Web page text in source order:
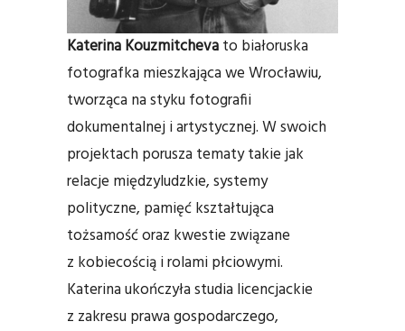
Katerina Kouzmitchevato białoruska
fotografka mieszkająca we Wrocławiu,
tworząca na styku fotografii
dokumentalnej i artystycznej. W swoich
projektach porusza tematy takie jak
relacje międzyludzkie, systemy
polityczne, pamięć kształtująca
tożsamość oraz kwestie związane
z kobiecością i rolami płciowymi.
Katerina ukończyła studia licencjackie
z zakresu prawa gospodarczego,